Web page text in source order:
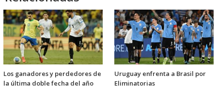
Los ganadores y perdedores de
la última doble fecha del año
Uruguay enfrenta a Brasil por
Eliminatorias